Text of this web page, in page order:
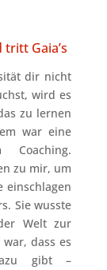
Gaia’s
dir nicht
wird es
zu lernen
war eine
zu mir, um
einschlagen
Sie wusste
Welt zur
dass es
gibt –